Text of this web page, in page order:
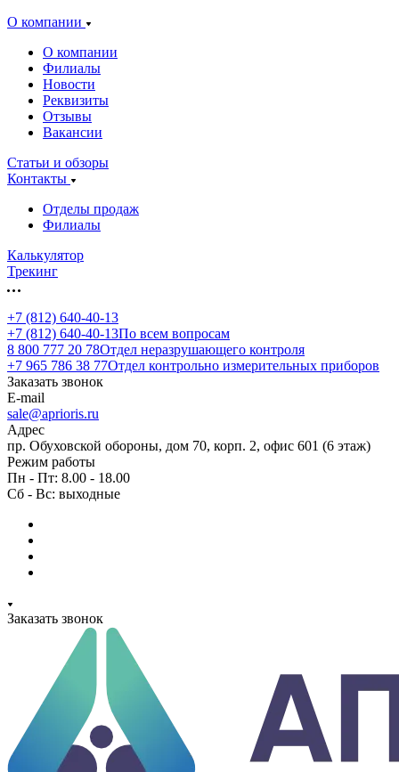
О компании
О компании
Филиалы
Новости
Реквизиты
Отзывы
Вакансии
Статьи и обзоры
Контакты
Отделы продаж
Филиалы
Калькулятор
Трекинг
+7 (812) 640-40-13
+7 (812) 640-40-13По всем вопросам
8 800 777 20 78Отдел неразрушающего контроля
+7 965 786 38 77Отдел контрольно измерительных приборов
Заказать звонок
E-mail
sale@aprioris.ru
Адрес
пр. Обуховской обороны, дом 70, корп. 2, офис 601 (6 этаж)
Режим работы
Пн - Пт: 8.00 - 18.00
Сб - Вс: выходные
Заказать звонок